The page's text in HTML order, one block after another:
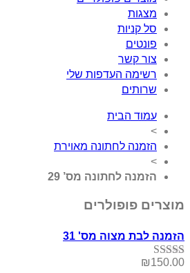
מצגות
סל קניות
פונטים
צור קשר
רשימה העדפות שלי
שרותים
עמוד הבית
>
הזמנה לחתונה מאוירת
>
הזמנה לחתונה מס’ 29
מוצרים פופולרים
הזמנה לבת מצוה מס' 31
דורג5.00
₪150.00